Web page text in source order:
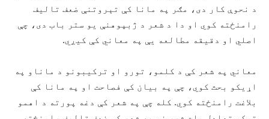
د نحوې کار دی، مګر په مانا کې تېروتنې ضعف تالیف
رامنځته کوي او دا د شعر د ژبپوهنې یو ستر باب دی، چې
اصلي او دقیقه مطالعه یې په معاني کې کیږي.
معاني په شعر کې د کلمو، تورو او ترکیبونو د ماناو په
اړیکو بحث کوي، چې په بیان کې فصاحت او په مانا کې
بلاغت رامنځته کوي. کله چې په شعر کې دغه پورته د اهمو